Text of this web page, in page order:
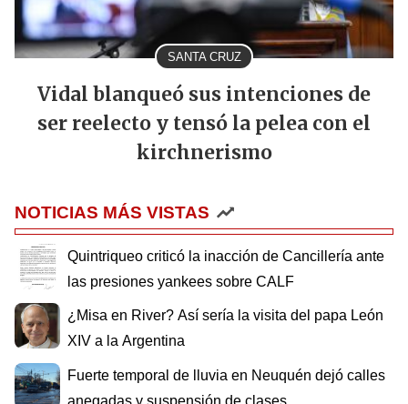
SANTA CRUZ
Vidal blanqueó sus intenciones de
ser reelecto y tensó la pelea con el
kirchnerismo
NOTICIAS MÁS VISTAS
Quintriqueo criticó la inacción de Cancillería ante
las presiones yankees sobre CALF
¿Misa en River? Así sería la visita del papa León
XIV a la Argentina
Fuerte temporal de lluvia en Neuquén dejó calles
anegadas y suspensión de clases